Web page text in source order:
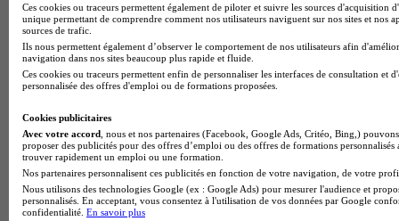
École partenaire
Win Sport School - Angers
MBA - Marketing sportif
Ces cookies ou traceurs permettent également de piloter et suivre les sources d'acquisition
unique permettant de comprendre comment nos utilisateurs naviguent sur nos sites et nos
sources de trafic.
Ils nous permettent également d’observer le comportement de nos utilisateurs afin
navigation dans nos sites beaucoup plus rapide et fluide.
Ces cookies ou traceurs permettent enfin de personnaliser les interfaces de consultation et
personnalisée des offres d'emploi ou de formations proposées.
Cookies publicitaires
Avec votre accord , nous et nos partenaires (Facebook, Google Ads, Critéo, Bing,)
proposer des publicités pour des offres d’emploi ou des offres de formations
trouver rapidement un emploi ou une formation.
Nos partenaires personnalisent ces publicités en fonction de votre navigation, de votre
Nous utilisons des technologies Google (ex : Google Ads) pour mesurer l'audience et
personnalisés. En acceptant, vous consentez à l'utilisation de vos données par Google
confidentialité. En savoir plus